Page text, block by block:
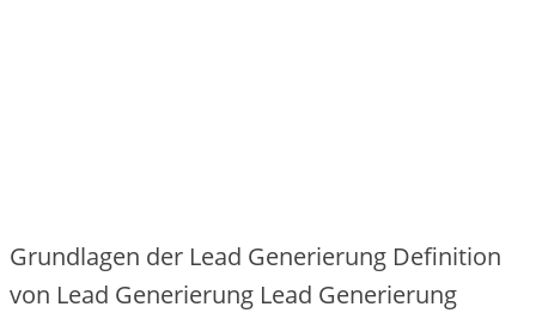
Grundlagen d‬er Lead Generierung Definition
v‬on Lead Generierung Lead Generierung